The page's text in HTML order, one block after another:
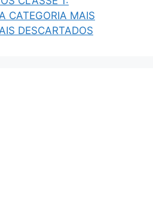
CATEGORIA MAIS
DESCARTADOS